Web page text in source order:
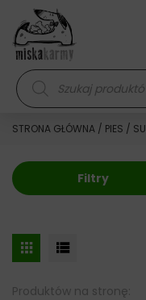
Skocz do treści
Wyszukiwarka
STRONA GŁÓWNA / PIES /
Filtry
Produktów na stronę: